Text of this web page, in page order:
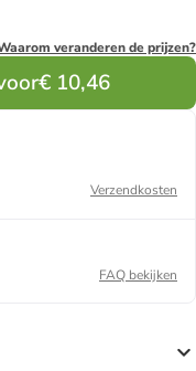
veranderen de prijzen?
€ 10,46
Verzendkosten
FAQ bekijken